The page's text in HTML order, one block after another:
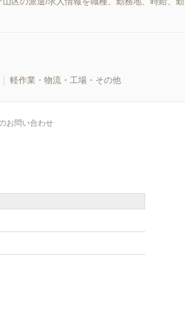
軽作業・物流・工場・その他
お問い合わせ